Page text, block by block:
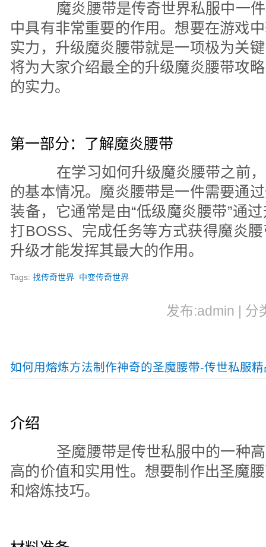
魔炎腰带是传奇世界私服中一件
中具有非常重要的作用。想要在游戏
实力，升级魔炎腰带就是一项极为关
将为大家介绍最全的升级魔炎腰带攻
的实力。
第一部分：了解魔炎腰带
在学习如何升级魔炎腰带之前，
的基本情况。魔炎腰带是一件需要通
装备，它通常是由“低级魔炎腰带”通
打BOSS、完成任务等方式获得魔炎
升级才能发挥其最大的作用。
Tags:找传奇世界 中变传奇世界
发布:admin | 分
如何用熔炼方法制作神奇的圣魔腰带-传世私服
介绍
圣魔腰带是传世私服中的一种高
高的价值和实用性。想要制作出圣魔
和熔炼技巧。